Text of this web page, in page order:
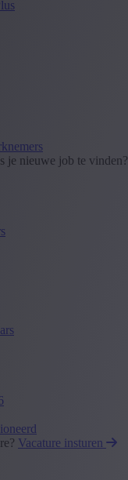
je nieuwe job te vinden?
Vacature insturen